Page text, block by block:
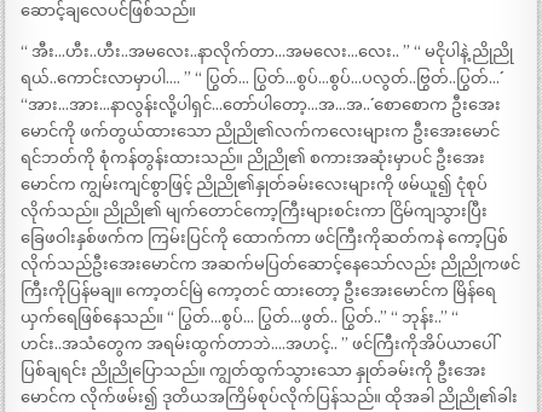
ဆောင့်ချလေပင်ဖြစ်သည်။
“ အီး…ဟီး..ဟီး..အမလေး..နာလိုက်တာ…အမလေး…လေး.. ” “ မငိုပါနဲ့ ညိုညို
ရယ်..ကောင်းလာမှာပါ…. ” “ ပြွတ်… ပြွတ်…စွပ်…စွပ်…ပလွတ်..ဗြွတ်..ပြွတ်…´´
“အား…အား…နာလွန်းလို့ပါရှင်…တော်ပါတော့…အ…အ..´´ စောစောက ဦးအေး
မောင်ကို ဖက်တွယ်ထားသော ညိုညို၏လက်ကလေးများက ဦးအေးမောင်
ရင်ဘတ်ကို စုံကန်တွန်းထားသည်။ ညိုညို၏ စကားအဆုံးမှာပင် ဦးအေး
မောင်က ကျွမ်းကျင်စွာဖြင့် ညိုညို၏နှုတ်ခမ်းလေးများကို ဖမ်ယူ၍ ငုံစုပ်
လိုက်သည်။ ညိုညို၏ မျက်တောင်ကော့ကြီးများစင်းကာ ငြိမ်ကျသွားပြီး
ခြေဖဝါးနှစ်ဖက်က ကြမ်းပြင်ကို ထောက်ကာ ဖင်ကြီးကိုဆတ်ကနဲ ကော့ပြစ်
လိုက်သည်ဦးအေးမောင်က အဆက်မပြတ်ဆောင့်နေသော်လည်း ညိုညိုကဖင်
ကြီးကိုပြန်မချ။ ကော့တင်မြဲ ကော့တင် ထားတော့ ဦးအေးမောင်က မြိန်ရေ
ယှက်ရေဖြစ်နေသည်။ “ ပြွတ်…စွပ်… ပြွတ်…ဖွတ်.. ပြွတ်..” “ ဘုန်း..” “
ဟင်း..အသံတွေက အရမ်းထွက်တာဘဲ….အဟင့်.. ” ဖင်ကြီးကိုအိပ်ယာပေါ်
ပြစ်ချရင်း ညိုညိုပြောသည်။ ကျွတ်ထွက်သွားသော နှုတ်ခမ်းကို ဦးအေး
မောင်က လိုက်ဖမ်း၍ ဒုတိယအကြိမ်စုပ်လိုက်ပြန်သည်။ ထိုအခါ ညိုညို၏ခါး